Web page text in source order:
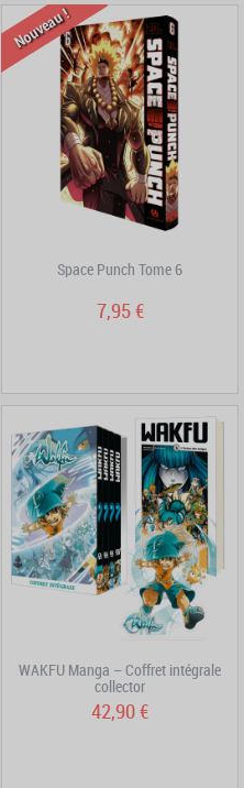
Nouveau !
Space Punch Tome 6
7,95 €
WAKFU Manga – Coffret intégrale
collector
42,90 €